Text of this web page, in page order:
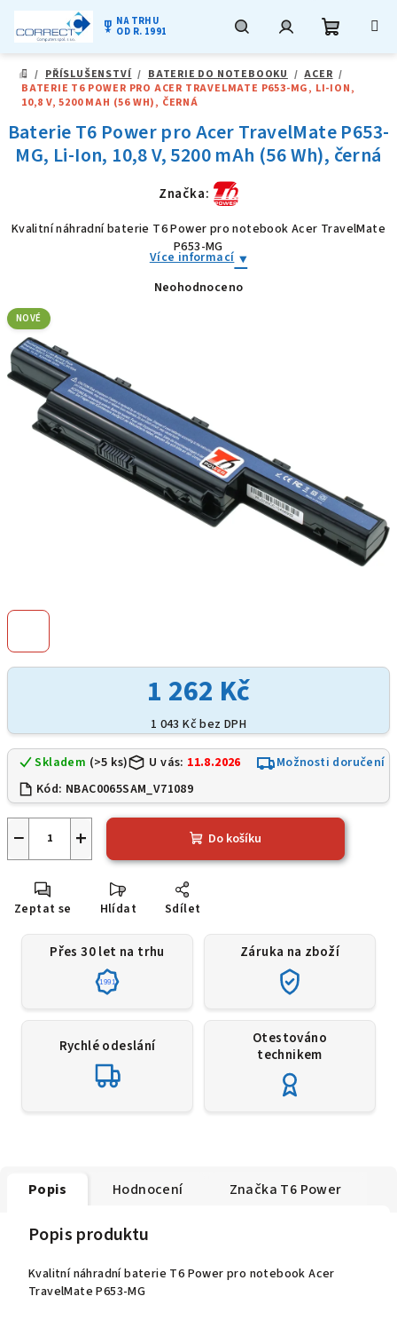
obsah
military_tech NA TRHU
OD R. 1991
DOMŮ
/ PŘÍSLUŠENSTVÍ / BATERIE DO NOTEBOOKU / ACER /
BATERIE T6 POWER PRO ACER TRAVELMATE P653-MG, LI-ION,
10,8 V, 5200 MAH (56 WH), ČERNÁ
1 262 Kč
1 043 Kč bez DPH
Skladem (>5 ks) U vás: 11.8.2026
Možnosti doručení
Kód: NBAC0065SAM_V71089
+
− Do košíku
Zeptat se Hlídat Sdílet
Baterie T6 Power pro Acer TravelMate P653-
MG, Li-Ion, 10,8 V, 5200 mAh (56 Wh), černá
Značka:
Kvalitní náhradní baterie T6 Power pro notebook Acer TravelMate
P653-MG
Více informací
Průměrné
Neohodnoceno
NOVÉ
Přes 30 let na trhu
1991
Záruka na zboží
Rychlé odeslání
Otestováno
technikem
Popis Hodnocení Značka T6 Power
Popis produktu
Kvalitní náhradní baterie T6 Power pro notebook Acer
TravelMate P653-MG